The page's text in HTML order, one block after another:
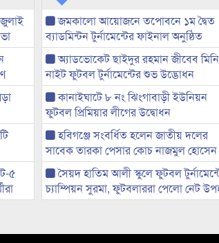
৫
জমকালো আয়োজনে তপোবনে ১ম দ্বৈত
ব্যাডমিন্টন টুর্নামেন্টের ফাইনাল অনুষ্ঠিত
অ্যাডভোকেট ছাইদুর রহমান জীবেব মিনি
নাইট ফুটবল টুর্নামেন্টের শুভ উদ্ভোধন
কানাইঘাটে ৮ নং ঝিংগাবাড়ী ইউনিয়ন
ফুটবল প্রিমিয়ার লীগের উদ্বোধন
হবিগঞ্জে সংবর্ধিত হলেন জাতীয় দলের
সাবেক তারকা পেসার কোচ নাজমুল হোসেন
সৈয়দ হাতিম আলী স্কুলে ফুটবল
চ্যাম্পিয়ন সুরমা, ফুটবলাররা পেলো নেট